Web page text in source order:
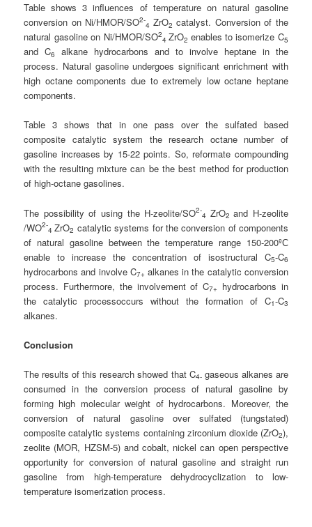
Table shows 3 influences of temperature on natural gasoline
conversion on Ni/HMOR/SO2-
4ZrO2 catalyst. Conversion of the
natural gasoline on Ni/HMOR/SO2
4ZrO2 enables to isomerize C5
and C6
alkane hydrocarbons and to involve heptane in the
process. Natural gasoline undergoes significant enrichment with
high octane components due to extremely low octane heptane
components.
Table 3 shows that in one pass over the sulfated based
composite catalytic system the research octane number of
gasoline increases by 15-22 points. So, reformate compounding
with the resulting mixture can be the best method for production
of high-octane gasolines.
The possibility of using the H-zeolite/SO2-
4 ZrO2and H-zeolite
/WO2-
4ZrO2 catalytic systems for the conversion of components
of natural gasoline between the temperature range 150-200ºС
enable to increase the concentration of isostructural C5-C6
hydrocarbons and involve C7+ alkanes in the catalytic conversion
process. Furthermore, the involvement of C7+
hydrocarbons in
the catalytic processoccurs without the formation of C1-C3
alkanes.
Conclusion
The results of this research showed that C4-gaseous alkanes are
consumed in the conversion process of natural gasoline by
forming high molecular weight of hydrocarbons. Moreover, the
conversion of natural gasoline over sulfated (tungstated)
composite catalytic systems containing zirconium dioxide (ZrO2),
zeolite (MOR, HZSM-5) and cobalt, nickel can open perspective
opportunity for conversion of natural gasoline and straight run
gasoline from high-temperature dehydrocyclization to low-
temperature isomerization process.